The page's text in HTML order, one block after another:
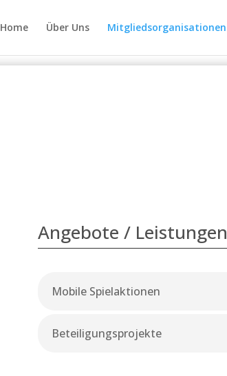
Home Über Uns Mitgliedsorganisationen
Angebote / Leistungen
Mobile Spielaktionen
Beteiligungsprojekte